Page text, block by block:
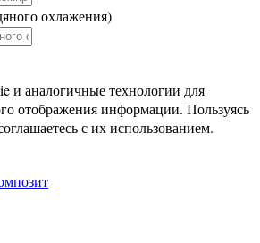
охлажения)
и аналогичные технологии для
отображения информации. Пользуясь
с их использованием.